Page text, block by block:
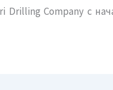
Drilling Company с